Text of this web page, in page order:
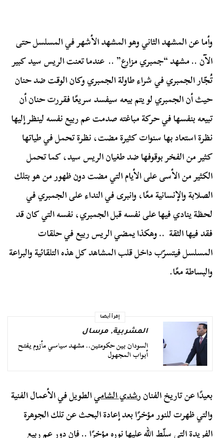
وأما عن المشهد الثاني وهو المشهد الأشهر في المسلسل حتى
الآن .. مشهد “جمبري مزارع” .. عندما تعنت الريس سيد كبير
تُجّار الجمبري في شراء طاولة الجمبري وكان الوقت ضد حنان
حيث أن الجمبري لو يتم بيعه سيفسد سريعًا فقررت حنان أن
تبيعه بنفسها في حركة مباغته صدمت عم ربيع نفسه لينظر إليها
نظرة استعاد بها سنوات كثيرة مضت، نظرة تحمل في طياتها
كثير من الفخر بوقوفها ضد طغيان الريس سيد، كما تحمل
الكثير من الأسى على الأيام التي مضت دون ظهور من هو بتلك
الصلابة والإنسانية معًا، وانبرى في النداء على الجمبري في
لحظة ينادي فيها على نفسه قبل الجمبري، نفسه التي كان قد
فقد فيها الثقة .. وهكذا يمضي الريس ربيع في حلقات
المسلسل فيتسرّب داخل قلب المشاهد كل هذه التلقائية والبراعة
والبساطة معًا.
إقرأ أيضا
المشربية,مرسال
السودان بين حكومتين.. مشهد سياسي مأزوم يفتح
أبواب المجهول
بعيدًا عن تاريخ الفنانرشدي الشاميالطويل في الأعمال الفنية
والتي ظهرت للنور مؤخرًا بعد إعادة البحث عن تلك الجوهرة
الفريدة التي سلّط الله عليها نوره مؤخرًا .. فإن دور عم ربيع